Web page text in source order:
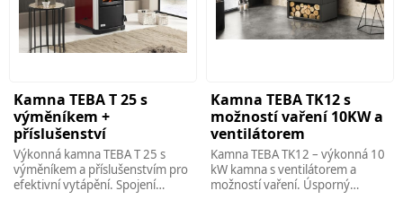
Kamna TEBA T 25 s
výměníkem +
příslušenství
Výkonná kamna TEBA T 25 s
výměníkem a příslušenstvím pro
efektivní vytápění. Spojení
Kamna TEBA TK12 s
možností vaření 10KW a
ventilátorem
Kamna TEBA TK12 – výkonná 10
kW kamna s ventilátorem a
možností vaření. Úsporný